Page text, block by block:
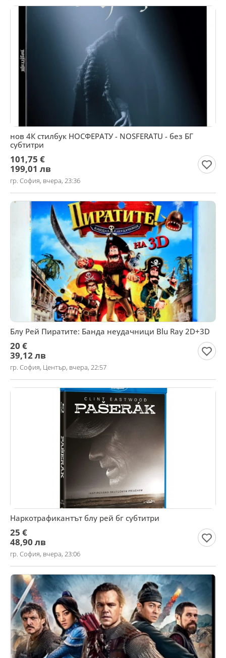
нов 4К стилбук НОСФЕРАТУ - NOSFERATU - без БГ
субтитри
101,75 €
199,01 лв
гр. София, вчера, 23:36
Блу Рей Пиратите: Банда неудачници Blu Ray 2D+3D
20 €
39,12 лв
гр. София, Център, вчера, 22:57
Наркотрафикантът блу рей бг субтитри
25 €
48,90 лв
гр. София, вчера, 23:06